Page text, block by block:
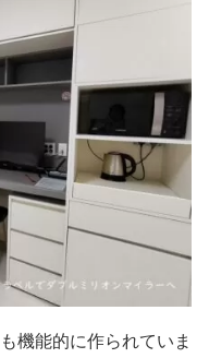
機能的に作られていま